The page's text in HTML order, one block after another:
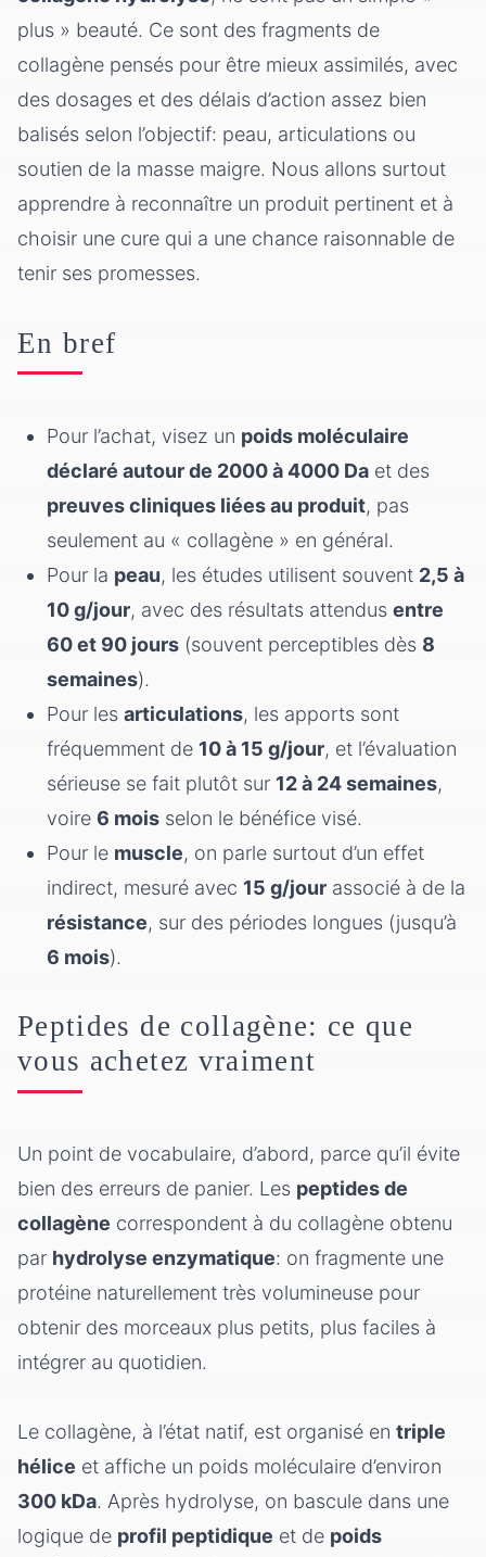
Comparatif utile: comment décider sans se
perdre
plus » beauté. Ce sont des fragments de
collagène pensés pour être mieux assimilés, avec
des dosages et des délais d’action assez bien
balisés selon l’objectif: peau, articulations ou
soutien de la masse maigre. Nous allons surtout
apprendre à reconnaître un produit pertinent et à
choisir une cure qui a une chance raisonnable de
tenir ses promesses.
En bref
Pour l’achat, visez un poids moléculaire
déclaré autour de 2000 à 4000 Da et des
preuves cliniques liées au produit, pas
seulement au « collagène » en général.
Pour la peau, les études utilisent souvent 2,5 à
10 g/jour, avec des résultats attendus entre
60 et 90 jours (souvent perceptibles dès 8
semaines).
Pour les articulations, les apports sont
fréquemment de 10 à 15 g/jour, et l’évaluation
sérieuse se fait plutôt sur 12 à 24 semaines,
voire 6 mois selon le bénéfice visé.
Pour le muscle, on parle surtout d’un effet
indirect, mesuré avec 15 g/jour associé à de la
résistance, sur des périodes longues (jusqu’à
6 mois).
Peptides de collagène: ce que
vous achetez vraiment
Un point de vocabulaire, d’abord, parce qu’il évite
bien des erreurs de panier. Les peptides de
collagène correspondent à du collagène obtenu
par hydrolyse enzymatique: on fragmente une
protéine naturellement très volumineuse pour
obtenir des morceaux plus petits, plus faciles à
intégrer au quotidien.
Le collagène, à l’état natif, est organisé en triple
hélice et affiche un poids moléculaire d’environ
300 kDa. Après hydrolyse, on bascule dans une
logique de profil peptidique et de poids